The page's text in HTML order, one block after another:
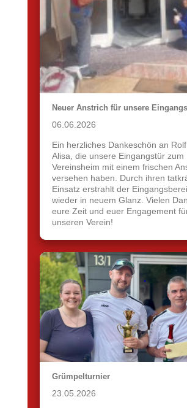
Neuer Anstrich für unsere
06.06.2026
Ein herzliches Dankeschön an
Alisa, die unsere Eingangstür zum
Vereinsheim mit einem frischen
versehen haben. Durch ihren
Einsatz erstrahlt der
wieder in neuem Glanz. Vielen
eure Zeit und euer Engagement
unseren Verein!
Grümpelturnier
23.05.2026